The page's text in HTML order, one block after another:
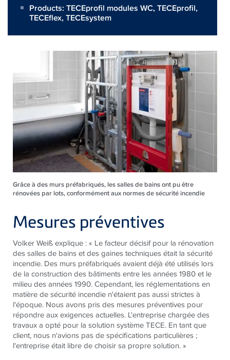
Products: TECEprofil modules WC,TECEprofil,
TECEflex,TECEsystem
Grâce à des murs préfabriqués, les salles de bains ont pu être
rénovées par lots, conformément aux normes de sécurité incendie
Mesures préventives
Volker Weiß explique : « Le facteur décisif pour la rénovation
des salles de bains et des gaines techniques était la sécurité
incendie. Des murs préfabriqués avaient déjà été utilisés lors
de la construction des bâtiments entre les années 1980 et le
milieu des années 1990. Cependant, les réglementations en
matière de sécurité incendie n'étaient pas aussi strictes à
l'époque. Nous avons pris des mesures préventives pour
répondre aux exigences actuelles. L'entreprise chargée des
travaux a opté pour la solution systèmeTECE. En tant que
client, nous n'avions pas de spécifications particulières ;
l'entreprise était libre de choisir sa propre solution. »